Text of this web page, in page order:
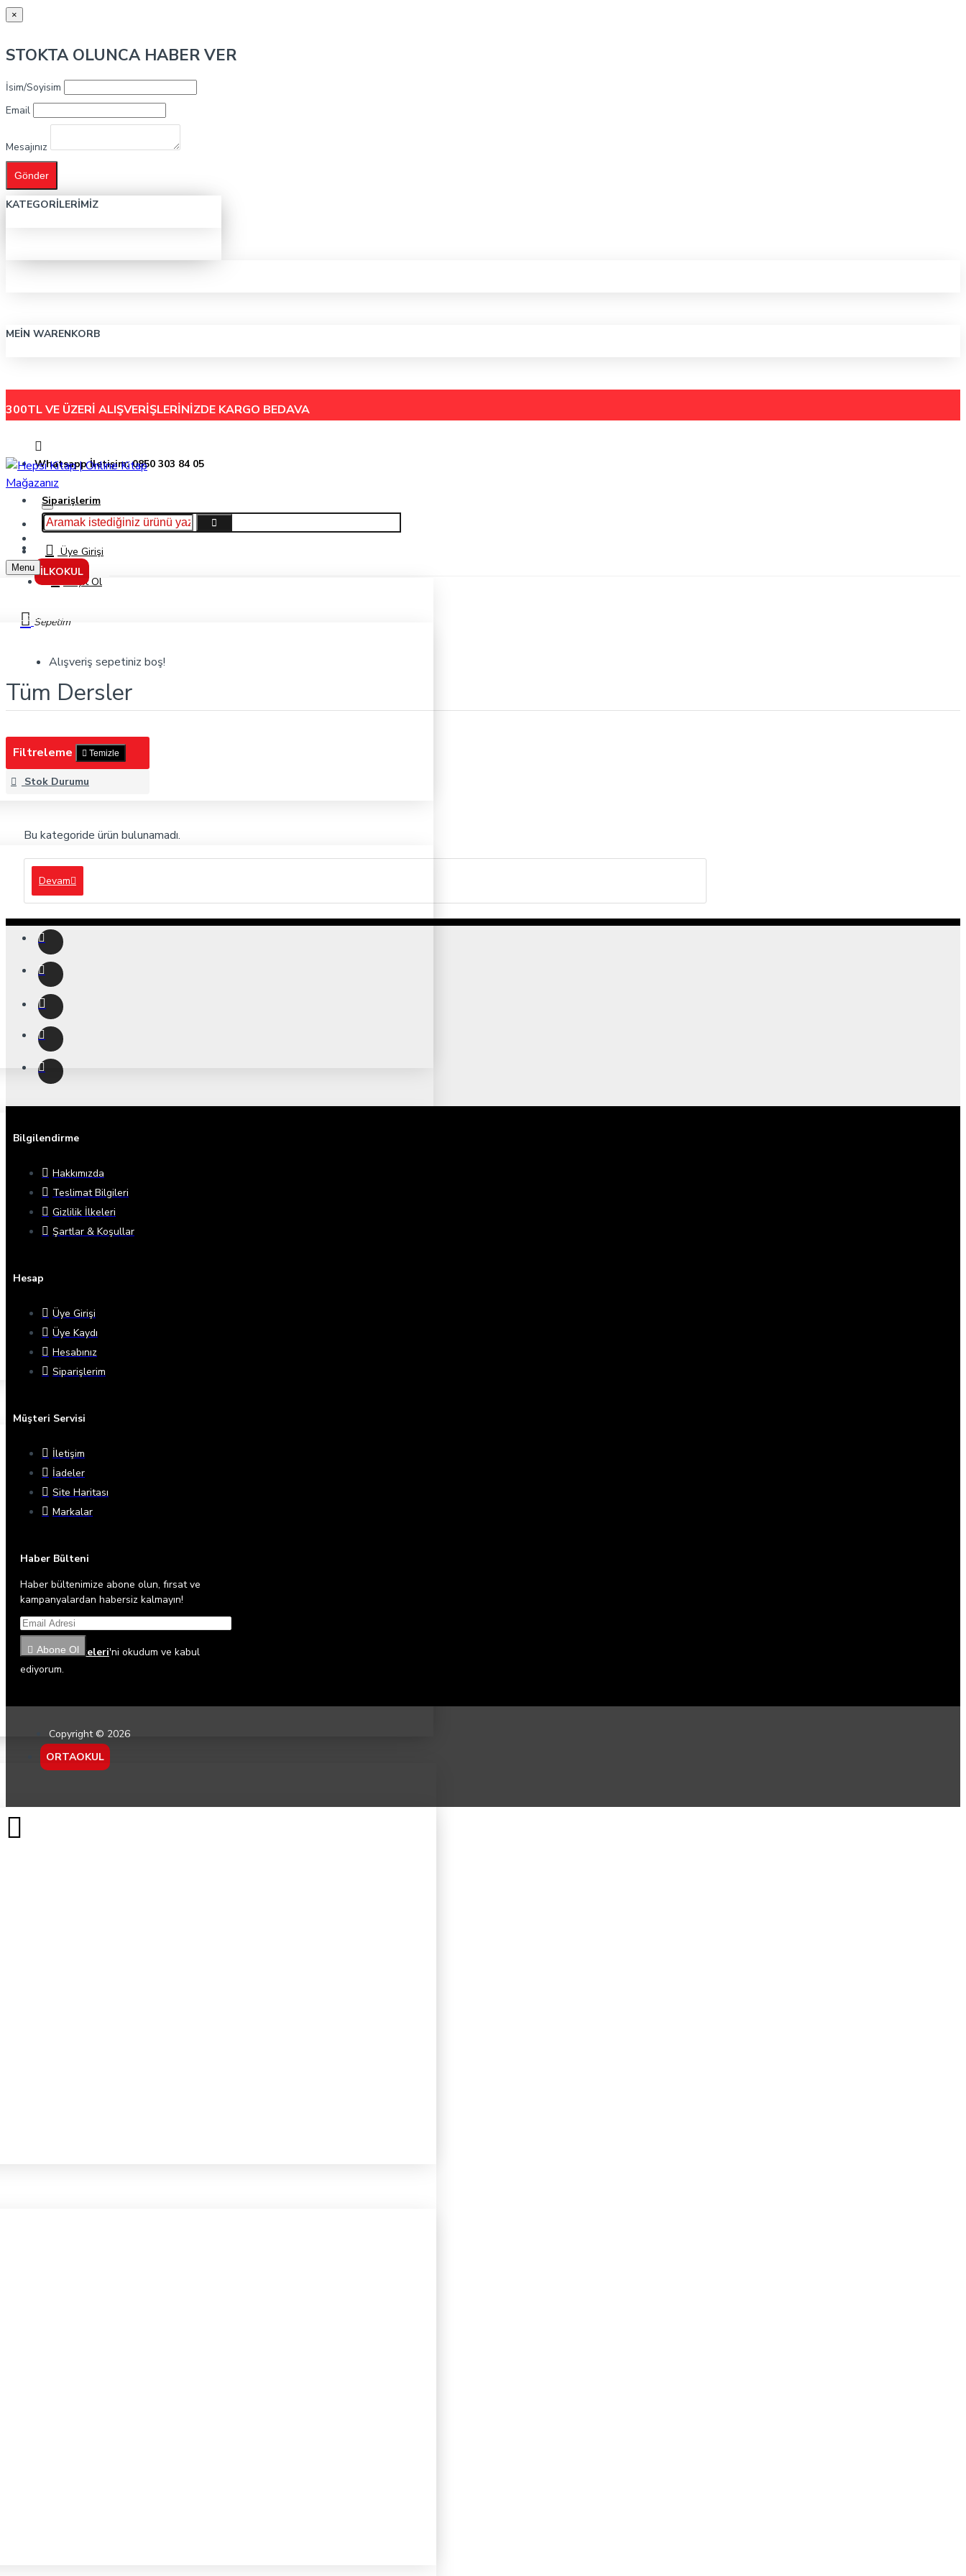
×
STOKTA OLUNCA HABER VER
İsim/Soyisim
Email
Mesajınız
Gönder
KATEGORILERIMIZ
MEIN WARENKORB
300TL VE ÜZERİ ALIŞVERİŞLERİNİZDE KARGO BEDAVA
Whatsapp İletişim: 0850 303 84 05
Siparişlerim
Hakkımızda
İletişimÜye Girişi
Kayıt Ol
Sepetim
Alışveriş sepetiniz boş!
İLKOKUL
ORTAOKUL
Menu
Yardımcı Kaynak
Tüm Dersler
Filtreleme Temizle
Stok Durumu
Bu kategoride ürün bulunamadı.
Devam
Bilgilendirme
Hakkımızda
Teslimat Bilgileri
Gizlilik İlkeleri
Şartlar & Koşullar
Hesap
Üye Girişi
Üye Kaydı
Hesabınız
Siparişlerim
Müşteri Servisi
İletişim
İadeler
Site Haritası
Markalar
Haber Bülteni
Haber bültenimize abone olun, fırsat ve
kampanyalardan habersiz kalmayın!
Abone Ol
Gizlilik İlkeleri'ni okudum ve kabul
ediyorum.
Copyright © 2026